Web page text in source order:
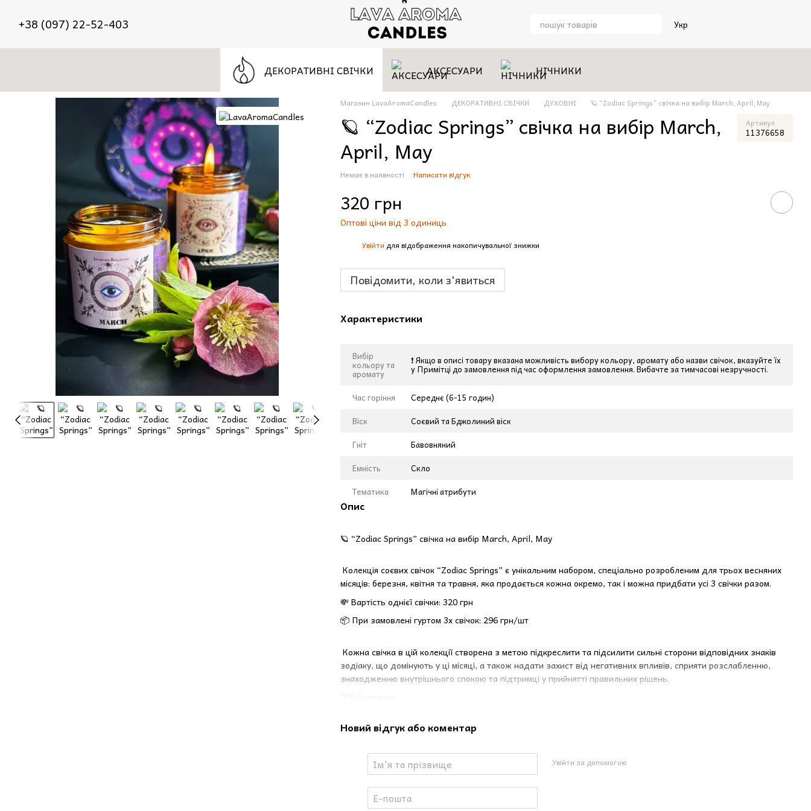
+38 (097) 22-52-403 Укр
ДЕКОРАТИВНІ СВІЧКИ АКСЕСУАРИ НІЧНИКИ
Магазин LavaAromaCandles ДЕКОРАТИВНІ СВІЧКИ ДУХОВНІ 🪐 “Zodiac Springs” свічка на вибір March, April, May
🪐 “Zodiac Springs” свічка на вибір March,
April, May
Артикул
11376658
Немає в наявності Написати відгук
320 грн
Оптові ціни від 3 одиниць
Увійти для відображення накопичувальної знижки
Повідомити, коли з'явиться
Характеристики
Вибір
кольору та
аромату
❗ Якщо в описі товару вказана можливість вибору кольору, аромату або назви свічок, вказуйте їх
у Примітці до замовлення під час оформлення замовлення. Вибачте за тимчасові незручності.
Час горіння
Середнє (6-15 годин)
Віск
Соєвий та Бджолиний віск
Гніт
Бавовняний
Емність
Скло
Тематика
Магічні атрибути
Опис
🪐 “Zodiac Springs” свічка на вибір March, April, May
Колекція соєвих свічок “Zodiac Springs” є унікальним набором, спеціально розробленим для трьох весняних
місяців: березня, квітня та травня, яка продається кожна окремо, так і можна придбати усі 3 свічки разом.
💸 Вартість однієї свічки: 320 грн
📦 При замовлені гуртом 3х свічок: 296 грн/шт
Кожна свічка в цій колекції створена з метою підкреслити та підсилити сильні сторони відповідних знаків
зодіаку, що домінують у ці місяці, а також надати захист від негативних впливів, сприяти розслабленню,
знаходженню внутрішнього спокою та підтримці у прийнятті правильних рішень.
- 🍃Аромати:🍃Для Овнів обрано ефірну олію розмарину для стимуляції енергії та відкриття «третього ока»,
пробудження мотивації, тоді як Рибам підійде ефірна олія лаванди для заспокоєння та гармонізації
🪬🪐Квітень
- 🍃Аромати:🍃Овнам знову беремо аромат розмарину, для підтримки активності та покращення памʼяті,
відновлення звʼязку з родом, а Тельцям — ефірну олію троянди та розового дерева, що допомагає
Новий відгук або коментар
Увійти за допомогою